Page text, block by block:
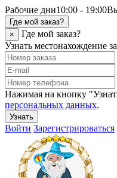
Рабочие дни10:00 - 19:00
Где мой заказ?
×
Где мой заказ?
Узнать местонахождение
Нажимая на кнопку
персональных данных.
Узнать
Войти Зарегистрироваться